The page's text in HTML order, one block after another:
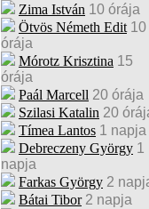
Zima István 10 órája
Ötvös Németh Edit 10
órája
Mórotz Krisztina 15
órája
Paál Marcell 20 órája
Szilasi Katalin 20
Tímea Lantos 1 napja
Debreczeny György 1
napja
Farkas György 2
Bátai Tibor 2 napja